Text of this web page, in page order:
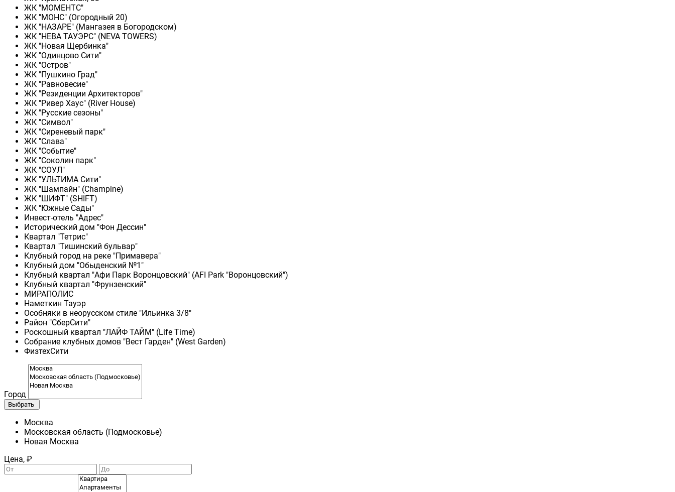
ЖК "МОМЕНТС"
ЖК "МОНС" (Огородный 20)
ЖК "НАЗАРЕ" (Мангазея в Богородском)
ЖК "НЕВА ТАУЭРС" (NEVA TOWERS)
ЖК "Новая Щербинка"
ЖК "Одинцово Сити"
ЖК "Остров"
ЖК "Пушкино Град"
ЖК "Равновесие"
ЖК "Резиденции Архитекторов"
ЖК "Ривер Хаус" (River Нouse)
ЖК "Русские сезоны"
ЖК "Символ"
ЖК "Сиреневый парк"
ЖК "Слава"
ЖК "Событие"
ЖК "Соколин парк"
ЖК "СОУЛ"
ЖК "УЛЬТИМА Сити"
ЖК "Шампайн" (Champine)
ЖК "ШИФТ" (SHIFT)
ЖК "Южные Сады"
Инвест-отель "Адрес"
Исторический дом "Фон Дессин"
Квартал "Тетрис"
Квартал "Тишинский бульвар"
Клубный город на реке "Примавера"
Клубный дом "Обыденский №1"
Клубный квартал "Афи Парк Воронцовский" (AFI Park "Воронцовский")
Клубный квартал "Фрунзенский"
МИРАПОЛИС
Наметкин Тауэр
Особняки в неорусском стиле "Ильинка 3/8"
Район "СберСити"
Роскошный квартал "ЛАЙФ ТАЙМ" (Life Time)
Собрание клубных домов "Вест Гарден" (West Garden)
ФизтехСити
Город
Выбрать
Москва
Московская область (Подмосковье)
Новая Москва
Цена, ₽